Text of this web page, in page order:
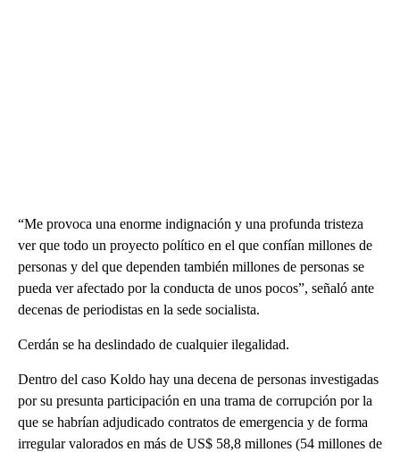
“Me provoca una enorme indignación y una profunda tristeza
ver que todo un proyecto político en el que confían millones de
personas y del que dependen también millones de personas se
pueda ver afectado por la conducta de unos pocos”, señaló ante
decenas de periodistas en la sede socialista.
Cerdán se ha deslindado de cualquier ilegalidad.
Dentro del caso Koldo hay una decena de personas investigadas
por su presunta participación en una trama de corrupción por la
que se habrían adjudicado contratos de emergencia y de forma
irregular valorados en más de US$ 58,8 millones (54 millones de